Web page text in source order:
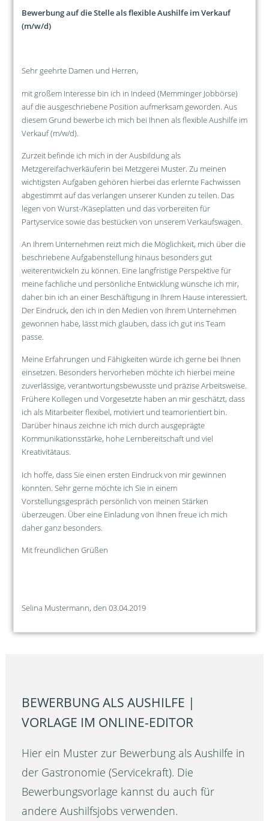
Bewerbung auf die Stelle als flexible Aushilfe im Verkauf
(m/w/d)
Sehr geehrte Damen und Herren,
mit großem Interesse bin ich in Indeed (Memminger Jobbörse)
auf die ausgeschriebene Position aufmerksam geworden. Aus
diesem Grund bewerbe ich mich bei Ihnen als flexible Aushilfe im
Verkauf (m/w/d).
Zurzeit befinde ich mich in der Ausbildung als
Metzgereifachverkäuferin bei Metzgerei Muster. Zu meinen
wichtigsten Aufgaben gehören hierbei das erlernte Fachwissen
abgestimmt auf das verlangen unserer Kunden zu teilen. Das
legen von Wurst-/Käseplatten und das vorbereiten für
Partyservice sowie das bestücken von unserem Verkaufswagen.
An Ihrem Unternehmen reizt mich die Möglichkeit, mich über die
beschriebene Aufgabenstellung hinaus besonders gut
weiterentwickeln zu können. Eine langfristige Perspektive für
meine fachliche und persönliche Entwicklung wünsche ich mir,
daher bin ich an einer Beschäftigung in Ihrem Hause interessiert.
Der Eindruck, den ich in den Medien von Ihrem Unternehmen
gewonnen habe, lässt mich glauben, dass ich gut ins Team
passe.
Meine Erfahrungen und Fähigkeiten würde ich gerne bei Ihnen
einsetzen. Besonders hervorheben möchte ich hierbei meine
zuverlässige, verantwortungsbewusste und präzise Arbeitsweise.
Frühere Kollegen und Vorgesetzte haben an mir geschätzt, dass
ich als Mitarbeiter flexibel, motiviert und teamorientiert bin.
Darüber hinaus zeichne ich mich durch ausgeprägte
Kommunikationsstärke, hohe Lernbereitschaft und viel
Kreativitätaus.
Ich hoffe, dass Sie einen ersten Eindruck von mir gewinnen
konnten. Sehr gerne möchte ich Sie in einem
Vorstellungsgespräch persönlich von meinen Stärken
überzeugen. Über eine Einladung von Ihnen freue ich mich
daher ganz besonders.
Mit freundlichen Grüßen
Selina Mustermann, den 03.04.2019
BEWERBUNG ALS AUSHILFE |
VORLAGE IM ONLINE-EDITOR
Hier ein Muster zur Bewerbung als Aushilfe in
der Gastronomie (Servicekraft). Die
Bewerbungsvorlage kannst du auch für
andere Aushilfsjobs verwenden.